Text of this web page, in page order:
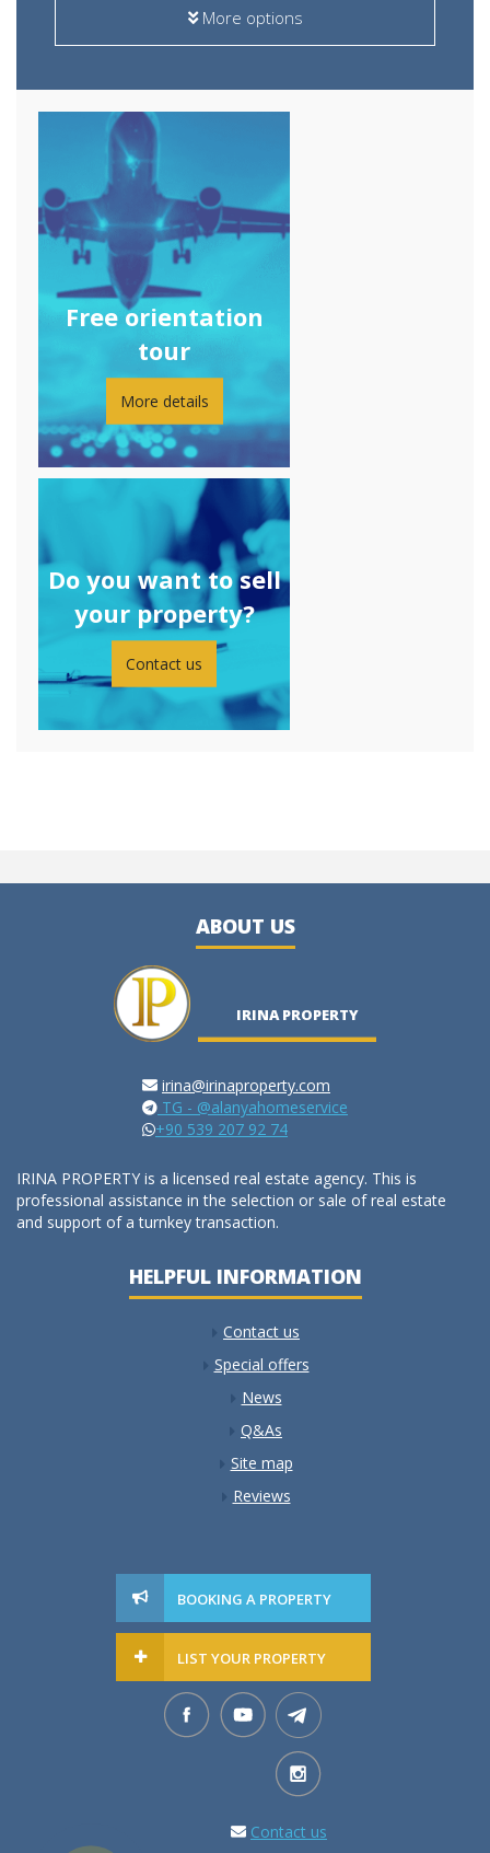
More options
Free orientation
tour
More details
Do you want to sell
your property?
Contact us
ABOUT US
IRINA PROPERTY
irina@irinaproperty.com
TG - @alanyahomeservice
+90 539 207 92 74
IRINA PROPERTY is a licensed real estate agency. This is
professional assistance in the selection or sale of real estate
and support of a turnkey transaction.
HELPFUL INFORMATION
Contact us
Special offers
News
Q&As
Site map
Reviews
BOOKING A PROPERTY
LIST YOUR PROPERTY
Contact us